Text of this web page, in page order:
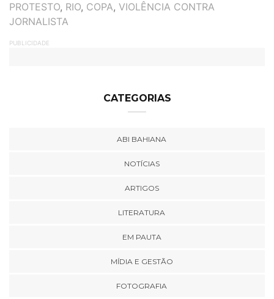
TAGS
PROTESTO, RIO, COPA, VIOLÊNCIA CONTRA
JORNALISTA
PUBLICIDADE
CATEGORIAS
ABI BAHIANA
NOTÍCIAS
ARTIGOS
LITERATURA
EM PAUTA
MÍDIA E GESTÃO
FOTOGRAFIA